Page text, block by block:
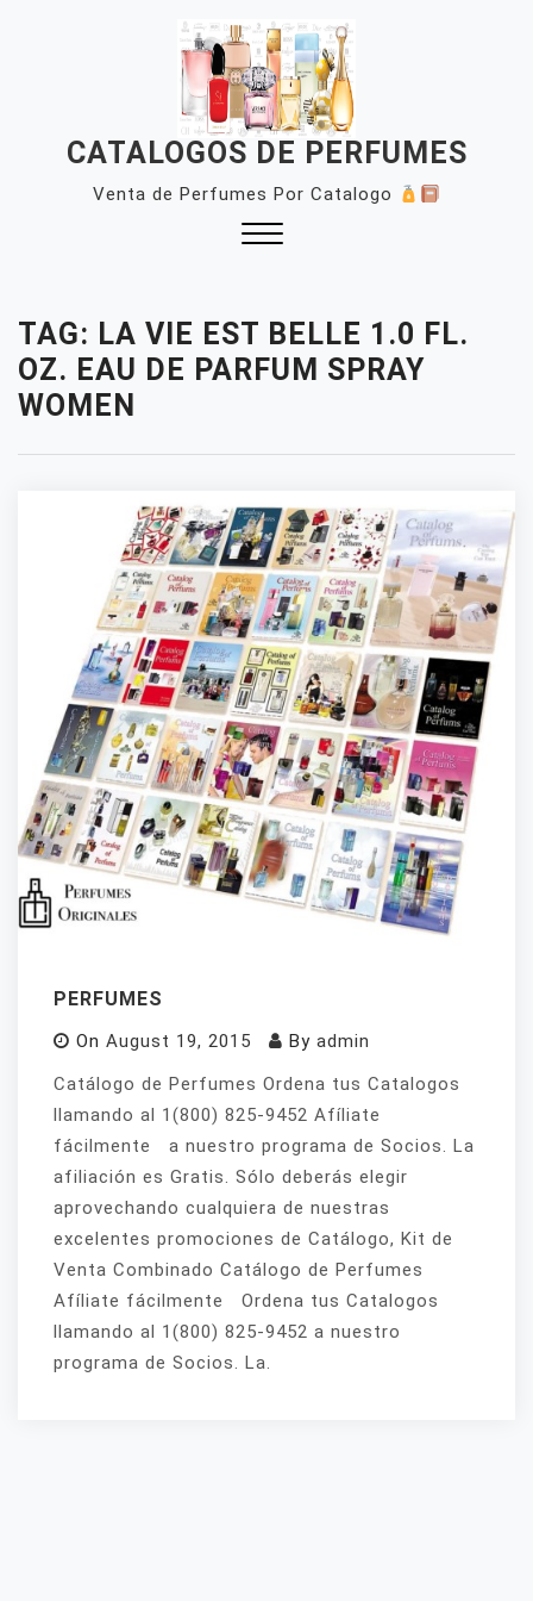
CATALOGOS DE PERFUMES
Venta de Perfumes Por Catalogo
TAG: LA VIE EST BELLE 1.0 FL.
OZ. EAU DE PARFUM SPRAY
WOMEN
PERFUMES
On August 19, 2015 By admin
Catálogo de Perfumes Ordena tus Catalogos
llamando al 1(800) 825-9452 Afíliate
fácilmente a nuestro programa de Socios. La
afiliación es Gratis. Sólo deberás elegir
aprovechando cualquiera de nuestras
excelentes promociones de Catálogo, Kit de
Venta Combinado Catálogo de Perfumes
Afíliate fácilmente Ordena tus Catalogos
llamando al 1(800) 825-9452 a nuestro
programa de Socios. La.